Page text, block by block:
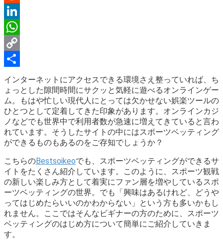
Reddit
LinkedIn
WhatsApp
Copy
Link
Share
インターネットにアクセスできる環境さえ整っていれば、ち
ょっとした隙間時間にサクッと気軽に遊べるオンラインゲー
ム。もはや忙しい現代人にとっては欠かせない娯楽ツールの
ひとつとして定着してきた印象があります。オンラインカジ
ノなどでも世界中で利用者数が急速に増えてきていると言わ
れています。そうしたサイトの中にはスポーツベッティング
ができるものもあるのをご存知でしょうか？
こちらのBestsoikeoでも、スポーツベッティングができるサ
イトをたくさん紹介しています。このように、スポーツ観戦
の新しい楽しみ方として着実にファン層を増やしているスポ
ーツベッティングの世界。でも「興味はあるけれど、どうや
ってはじめたらいいのかわからない」という方も多いかもし
れません。ここではそんなビギナーの方のために、スポーツ
ベッティングのはじめ方について簡単にご紹介していきま
す。